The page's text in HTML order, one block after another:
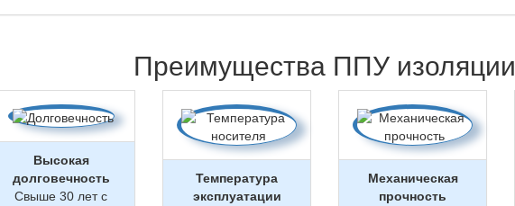
Преимущества ППУ изоляции
Высокая
долговечность
Свыше 30 лет с
Температура
эксплуатации
Механическая
прочность